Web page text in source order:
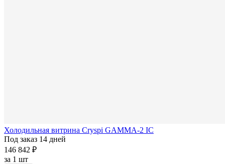
Холодильная витрина Cryspi GAMMA-2 IC
Под заказ 14 дней
146 842 ₽
за 1 шт